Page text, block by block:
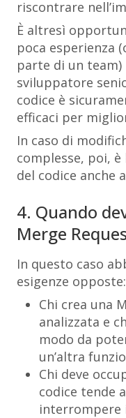
riscontrare
È altresì
poca esperienza
parte di un
sviluppatore
codice è
efficaci per
In caso di
complesse, poi,
del codice anche
4. Quando
Merge
In questo caso
esigenze opposte:
Chi crea una
analizzata e
modo da
un’altra
Chi deve
codice tende
interrompere